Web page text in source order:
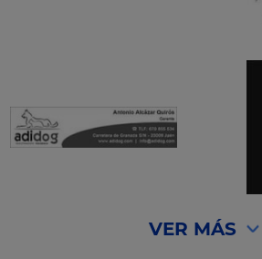
VER MÁS